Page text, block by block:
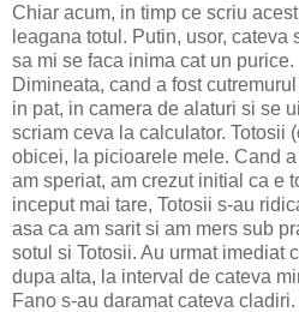
Chiar acum, in timp ce scriu
leagana totul. Putin, usor, cateva
sa mi se faca inima cat un purice.
Dimineata, cand a fost
in pat, in camera de alaturi si se
scriam ceva la calculator. Totosii
obicei, la picioarele mele. Cand
am speriat, am crezut initial ca e
inceput mai tare, Totosii s-au
asa ca am sarit si am mers sub
sotul si Totosii. Au urmat imediat
dupa alta, la interval de cateva
Fano s-au daramat cateva